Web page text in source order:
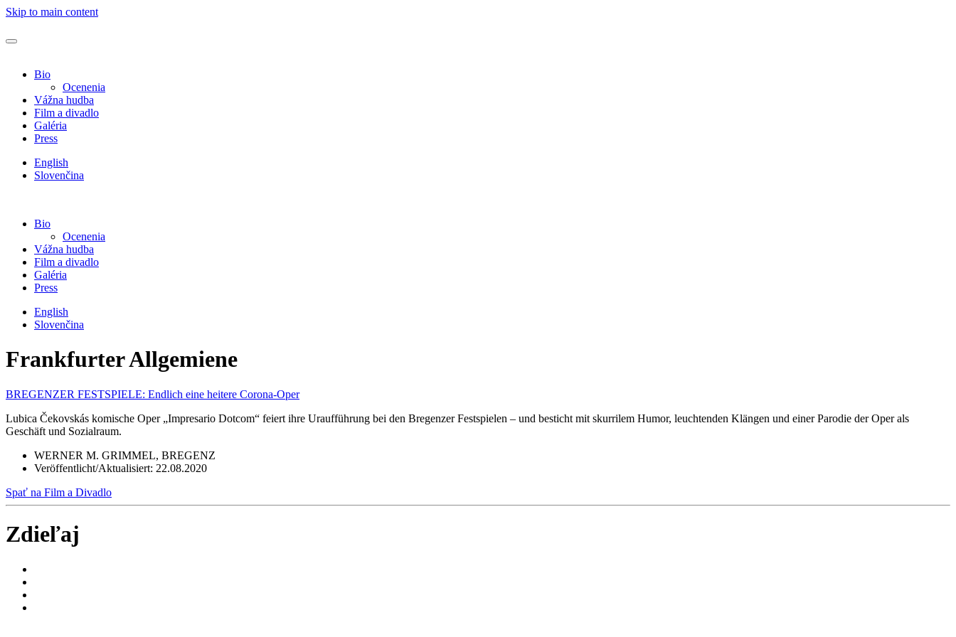
Skip to main content
Bio
Ocenenia
Vážna hudba
Film a divadlo
Galéria
Press
English
Slovenčina
Bio
Ocenenia
Vážna hudba
Film a divadlo
Galéria
Press
English
Slovenčina
Frankfurter Allgemiene
BREGENZER FESTSPIELE: Endlich eine heitere Corona-Oper
Lubica Čekovskás komische Oper „Impresario Dotcom“ feiert ihre Uraufführung bei den Bregenzer Festspielen – und besticht mit skurrilem Humor, leuchtenden Klängen und einer Parodie der Oper als
Geschäft und Sozialraum.
WERNER M. GRIMMEL, BREGENZ
Veröffentlicht/Aktualisiert: 22.08.2020
Spať na Film a Divadlo
Zdieľaj